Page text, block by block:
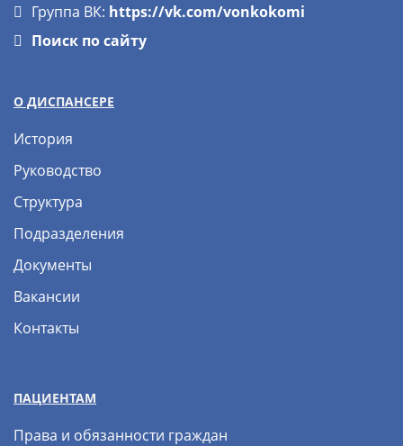
Группа ВК: https://vk.com/vonkokomi
Поиск по сайту
О ДИСПАНСЕРЕ
История
Руководство
Структура
Подразделения
Документы
Вакансии
Контакты
ПАЦИЕНТАМ
Права и обязанности граждан